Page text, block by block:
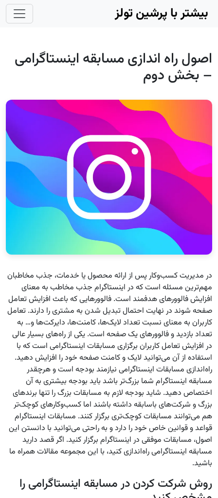
Skip to main content
بیشتر با پرشین تولز
اصول راه اندازی مسابقه اینستاگرامی
– بخش دوم
در مدیریت کسب‌وکار پس از ارائه محصول یا خدمات، جذب مخاطبان
مهم‌ترین مسئله است که در اینستاگرام جذب مخاطب به معنای
افزایش فالوورهای هدفمند است. فالوورهایی که باعث افزایش تعامل
صفحه شوند در نهایت احتمال تبدیل شدن به مشتری را دارند. تعامل
کاربران به معنای نسبت تعداد لایک‌ها، کامنت‌ها، دایرکت‌ها و… به
تعداد بازدید و فالوورهای یک صفحه است. یکی از راه‌های بسیار عالی
در افزایش تعامل کاربران برگزاری مسابقات اینستاگرامی است که با
استفاده از آن می‌توانید لایک و کامنت صفحه خود را افزایش دهید.
راه‌اندازی مسابقات اینستاگرامی نیازمند بودجه است و هرچقدر
مسابقه اینستاگرام شما بزرگ‌تر باشد باید بودجه بیشتری به آن
اختصاص دهید. شاید بودجه لازم به مسابقات بزرگ را تنها برندهای
بزرگ و شرکت‌های باسابقه داشته باشند اما کسب‌وکارهای کوچک‌تر
هم می‌توانند مسابقات کوچک‌تری برگزار کنند. مسابقات اینستاگرام
قواعد و قوانین خاص خود را دارد و به راحتی می‌توانید با دانستن این
اصول، مسابقات موفقی در اینستاگرام برگزار کنید. اگر قصد دارید
مسابقه اینستاگرامی راه‌اندازی کنید، با این مجموعه مقالات همراه ما
باشید.
روش شرکت کردن در مسابقه اینستاگرامی را